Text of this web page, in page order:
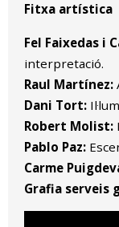
Fitxa artística
Fel Faixedas i
interpretació.
Raul Martínez:
Dani Tort:
Robert Molist:
Pablo Paz:
Carme
Grafia serveis